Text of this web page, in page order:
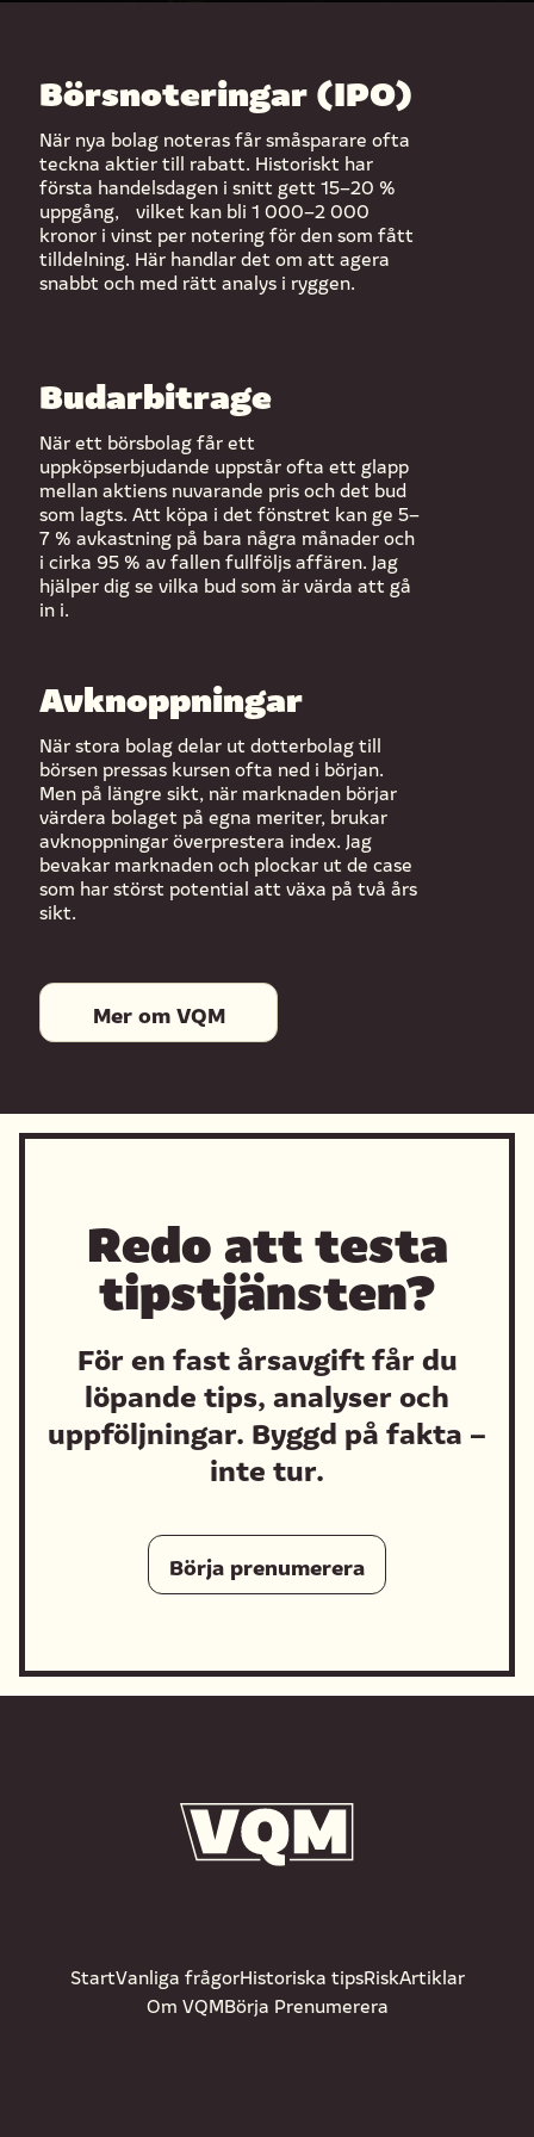
Börsnoteringar (IPO)
När nya bolag noteras får småsparare ofta
teckna aktier till rabatt. Historiskt har
första handelsdagen i snitt gett 15–20 %
uppgång, vilket kan bli 1 000–2 000
kronor i vinst per notering för den som fått
tilldelning. Här handlar det om att agera
snabbt och med rätt analys i ryggen.
Budarbitrage
När ett börsbolag får ett
uppköpserbjudande uppstår ofta ett glapp
mellan aktiens nuvarande pris och det bud
som lagts. Att köpa i det fönstret kan ge 5–
7 % avkastning på bara några månader och
i cirka 95 % av fallen fullföljs affären. Jag
hjälper dig se vilka bud som är värda att gå
in i.
Avknoppningar
När stora bolag delar ut dotterbolag till
börsen pressas kursen ofta ned i början.
Men på längre sikt, när marknaden börjar
värdera bolaget på egna meriter, brukar
avknoppningar överprestera index. Jag
bevakar marknaden och plockar ut de case
som har störst potential att växa på två års
sikt.
Mer om VQM
Redo att testa
tipstjänsten?
För en fast årsavgift får du
löpande tips, analyser och
uppföljningar. Byggd på fakta –
inte tur.
Börja prenumerera
StartVanliga frågorHistoriska tipsRiskArtiklar
Om VQMBörja Prenumerera